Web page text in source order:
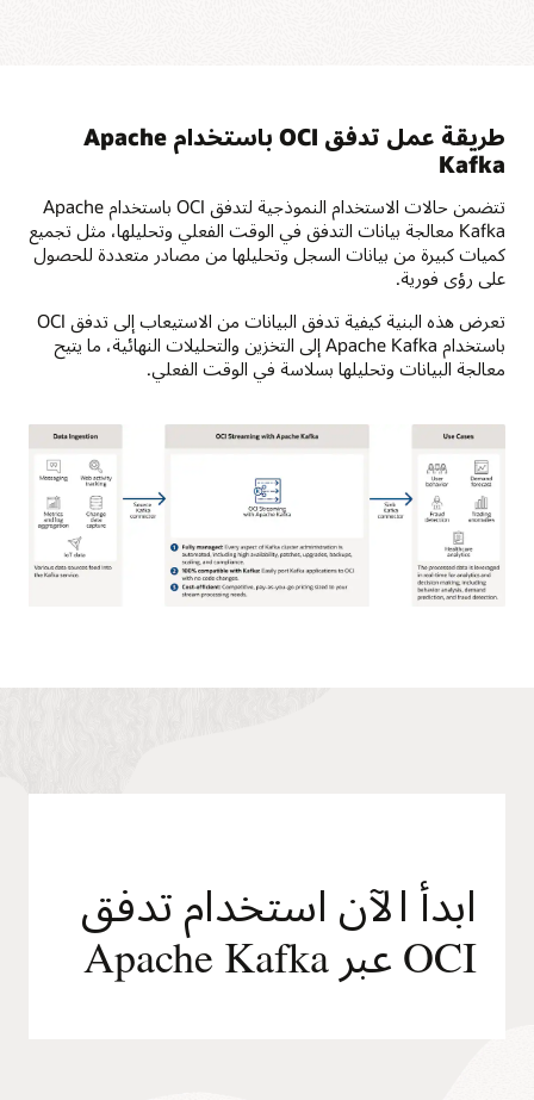
طريقة عمل تدفق OCI باستخدام Apache
Kafka
تتضمن حالات الاستخدام النموذجية لتدفق OCI باستخدام Apache
Kafka معالجة بيانات التدفق في الوقت الفعلي وتحليلها، مثل تجميع
كميات كبيرة من بيانات السجل وتحليلها من مصادر متعددة للحصول
على رؤى فورية.
تعرض هذه البنية كيفية تدفق البيانات من الاستيعاب إلى تدفق OCI
باستخدام Apache Kafka إلى التخزين والتحليلات النهائية، ما يتيح
معالجة البيانات وتحليلها بسلاسة في الوقت الفعلي.
التدفق
إدخال
البيانات
ابدأ الآن استخدام تدفق
OCI عبر Apache Kafka